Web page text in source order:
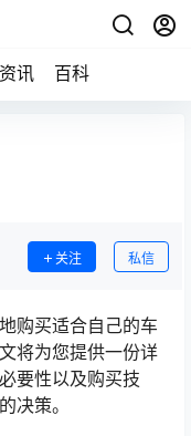
资讯 百科
关注 私信
购买适合自己的车
将为您提供一份详
要性以及购买技
决策。